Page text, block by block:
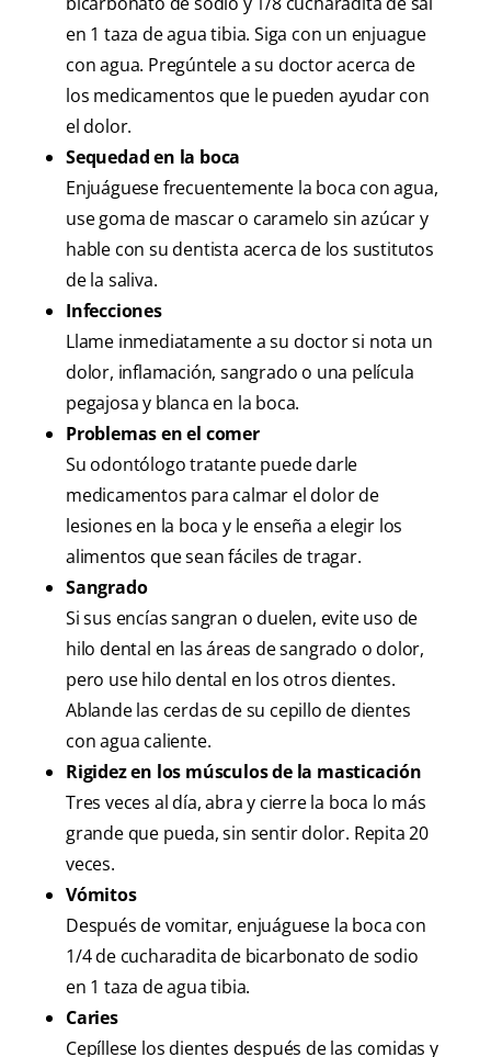
en 1 taza de agua tibia. Siga con un enjuague
con agua. Pregúntele a su doctor acerca de
los medicamentos que le pueden ayudar con
el dolor.
Sequedad en la boca
Enjuáguese frecuentemente la boca con agua,
use goma de mascar o caramelo sin azúcar y
hable con su dentista acerca de los sustitutos
de la saliva.
Infecciones
Llame inmediatamente a su doctor si nota un
dolor, inflamación, sangrado o una película
pegajosa y blanca en la boca.
Problemas en el comer
Su odontólogo tratante puede darle
medicamentos para calmar el dolor de
lesiones en la boca y le enseña a elegir los
alimentos que sean fáciles de tragar.
Sangrado
Si sus encías sangran o duelen, evite uso de
hilo dental en las áreas de sangrado o dolor,
pero use hilo dental en los otros dientes.
Ablande las cerdas de su cepillo de dientes
con agua caliente.
Rigidez en los músculos de la masticación
Tres veces al día, abra y cierre la boca lo más
grande que pueda, sin sentir dolor. Repita 20
veces.
Vómitos
Después de vomitar, enjuáguese la boca con
1/4 de cucharadita de bicarbonato de sodio
en 1 taza de agua tibia.
Caries
Cepíllese los dientes después de las comidas y